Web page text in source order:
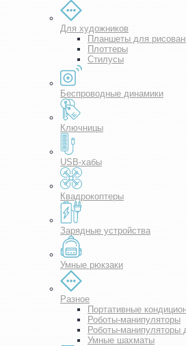
Для художников
Планшеты для
Плоттеры
Стилусы
Беспроводные динамики
Ключницы
USB-хабы
Квадрокоптеры
Зарядные устройства
Умные рюкзаки
Разное
Портативные
Роботы-манипуляторы
Роботы-манипуляторы
Умные шахматы